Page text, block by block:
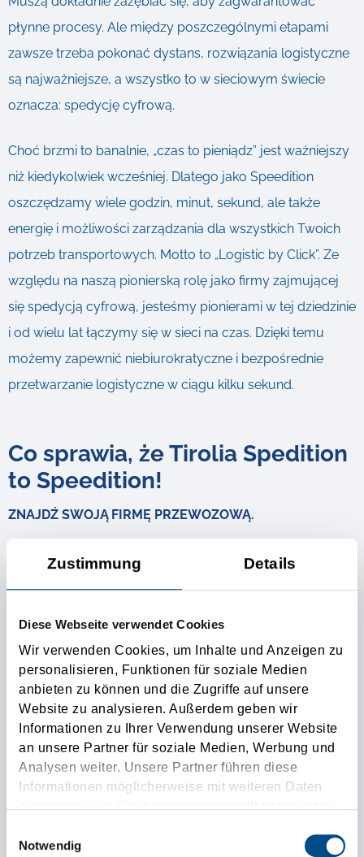
Zustimmung Details
Diese Webseite verwendet Cookies
Wir verwenden Cookies, um Inhalte und Anzeigen zu
personalisieren, Funktionen für soziale Medien
anbieten zu können und die Zugriffe auf unsere
Website zu analysieren. Außerdem geben wir
Informationen zu Ihrer Verwendung unserer Website
an unsere Partner für soziale Medien, Werbung und
Analysen weiter. Unsere Partner führen diese
Informationen möglicherweise mit weiteren Daten
zusammen, die Sie ihnen bereitgestellt haben oder
gesammelt haben.
Notwendig
płynne procesy. Ale między poszczególnymi etapami
zawsze trzeba pokonać dystans, rozwiązania logistyczne
są najważniejsze, a wszystko to w sieciowym świecie
oznacza: spedycję cyfrową.
Choć brzmi to banalnie, „czas to pieniądz” jest ważniejszy
niż kiedykolwiek wcześniej. Dlatego jako Speedition
oszczędzamy wiele godzin, minut, sekund, ale także
energię i możliwości zarządzania dla wszystkich Twoich
potrzeb transportowych. Motto to „Logistic by Click”. Ze
względu na naszą pionierską rolę jako firmy zajmującej
się spedycją cyfrową, jesteśmy pionierami w tej dziedzinie
i od wielu lat łączymy się w sieci na czas. Dzięki temu
możemy zapewnić niebiurokratyczne i bezpośrednie
przetwarzanie logistyczne w ciągu kilku sekund.
Co sprawia, że ​​Tirolia Spedition
to Speedition!
ZNAJDŹ SWOJĄ FIRMĘ PRZEWOZOWĄ.
Więc jaki jest sekret naszego sukcesu? Wizjonerskie
myślenie połączone z wieloletnim doświadczeniem i
międzynarodowa sieć partnerów spedycyjnych, którzy,
podobnie jak nasi klienci, doceniają niezawodność i jakość
uścisku dłoni Tirolia Speedition.
Ponieważ pomimo orientacji technologicznej w Tirolii
ludzie nadal liczą się przede wszystkim. Uczciwe
traktowanie naszych partnerów, doskonałe warunki pracy
że Tirolia zawsze oznacza szybkie rozwiązania, to czynniki